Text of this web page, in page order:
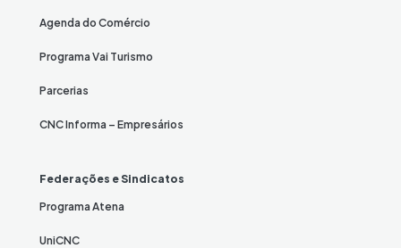
Agenda do Comércio
Programa Vai Turismo
Parcerias
CNC Informa – Empresários
Federações e Sindicatos
Programa Atena
UniCNC